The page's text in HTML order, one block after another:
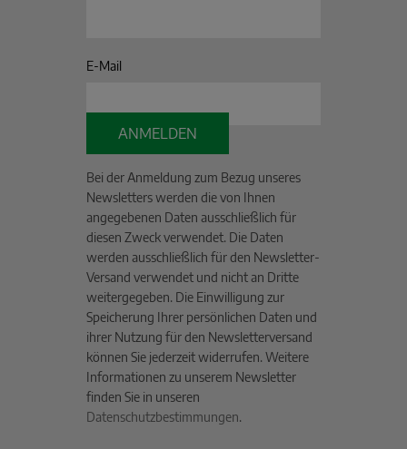
E-Mail
ANMELDEN
Bei der Anmeldung zum Bezug unseres
Newsletters werden die von Ihnen
angegebenen Daten ausschließlich für
diesen Zweck verwendet. Die Daten
werden ausschließlich für den Newsletter-
Versand verwendet und nicht an Dritte
weitergegeben. Die Einwilligung zur
Speicherung Ihrer persönlichen Daten und
ihrer Nutzung für den Newsletterversand
können Sie jederzeit widerrufen. Weitere
Informationen zu unserem Newsletter
finden Sie in unseren
Datenschutzbestimmungen.